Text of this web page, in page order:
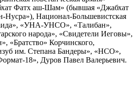
Фатх аш-Шам» (бывшая «Джабхат
Нусра»), Национал-Большевистская
«УНА-УНСО», «Талибан»,
народа», «Свидетели Иеговы»,
«Братство» Корчинского,
им. Степана Бандеры», «НСО»,
18», Дуров Павел Валерьевич.